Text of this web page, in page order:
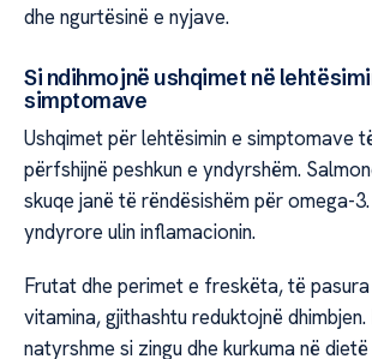
dhe ngurtësinë e nyjave.
Si ndihmojnë ushqimet në
simptomave
Ushqimet për lehtësimin e simptomave
përfshijnë peshkun e yndyrshëm.
skuqe janë të rëndësishëm për omega-
yndyrore ulin inflamacionin.
Frutat dhe perimet e freskëta, të
vitamina, gjithashtu reduktojnë
natyrshme si zingu dhe kurkuma në